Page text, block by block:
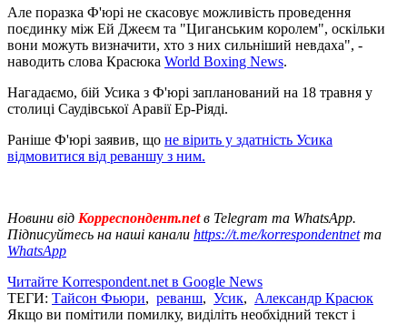
Але поразка Ф'юрі не скасовує можливість проведення
поєдинку між Ей Джеєм та "Циганським королем", оскільки
вони можуть визначити, хто з них сильніший невдаха", -
наводить слова Красюка World Boxing News.
Нагадаємо, бій Усика з Ф'юрі запланований на 18 травня у
столиці Саудівської Аравії Ер-Ріяді.
Раніше Ф'юрі заявив, що не вірить у здатність Усика
відмовитися від реваншу з ним.
Новини від Корреспондент.netв Telegram та WhatsApp.
Підписуйтесь на наші канали https://t.me/korrespondentnetта
WhatsApp
Читайте Korrespondent.net в Google News
ТЕГИ: Тайсон Фьюри, реванш, Усик, Александр Красюк
Якщо ви помітили помилку, виділіть необхідний текст і